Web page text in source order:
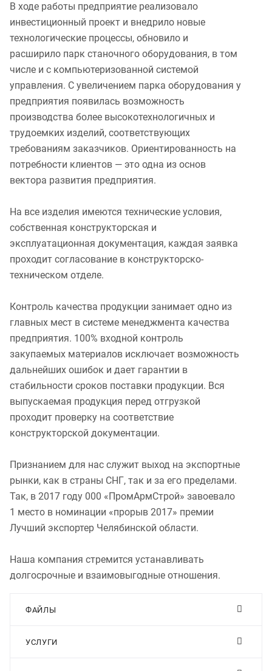
В ходе работы предприятие реализовало
инвестиционный проект и внедрило новые
технологические процессы, обновило и
расширило парк станочного оборудования, в том
числе и с компьютеризованной системой
управления. С увеличением парка оборудования у
предприятия появилась возможность
производства более высокотехнологичных и
трудоемких изделий, соответствующих
требованиям заказчиков. Ориентированность на
потребности клиентов — это одна из основ
вектора развития предприятия.
На все изделия имеются технические условия,
собственная конструкторская и
эксплуатационная документация, каждая заявка
проходит согласование в конструкторско-
техническом отделе.
Контроль качества продукции занимает одно из
главных мест в системе менеджмента качества
предприятия. 100% входной контроль
закупаемых материалов исключает возможность
дальнейших ошибок и дает гарантии в
стабильности сроков поставки продукции. Вся
выпускаемая продукция перед отгрузкой
проходит проверку на соответствие
конструкторской документации.
Признанием для нас служит выход на экспортные
рынки, как в страны СНГ, так и за его пределами.
Так, в 2017 году 000 «ПромАрмСтрой» завоевало
1 место в номинации «прорыв 2017» премии
Лучший экспортер Челябинской области.
Наша компания стремится устанавливать
долгосрочные и взаимовыгодные отношения.
ФАЙЛЫ
УСЛУГИ